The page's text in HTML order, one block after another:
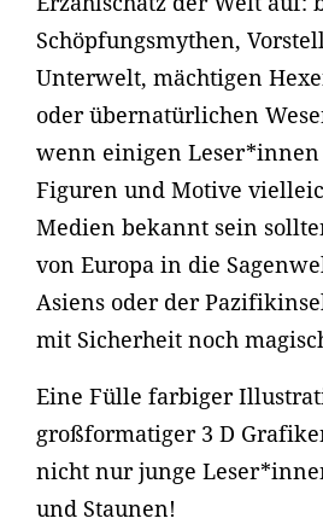
Schöpfungsmythen,
Unterwelt, mächtigen
oder übernatürlichen
wenn einigen Leser*innen
Figuren und Motive
Medien bekannt sein
von Europa in die
Asiens oder der
mit Sicherheit noch
Eine Fülle farbiger
großformatiger 3 D
nicht nur junge
und Staunen!